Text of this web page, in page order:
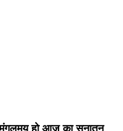
हो आज का सनातन